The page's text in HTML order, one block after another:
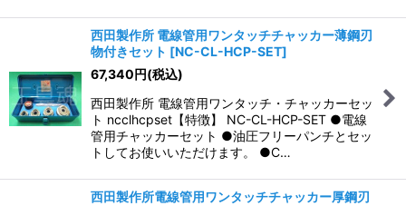
西田製作所 電線管用ワンタッチチャッカー薄鋼刃
物付きセット [NC-CL-HCP-SET]
67,340円(税込)
西田製作所 電線管用ワンタッチ・チャッカーセッ
ト ncclhcpset【特徴】 NC-CL-HCP-SET ●電線
管用チャッカーセット ●油圧フリーパンチとセッ
トしてお使いいただけます。 ●C…
西田製作所電線管用ワンタッチチャッカー厚鋼刃